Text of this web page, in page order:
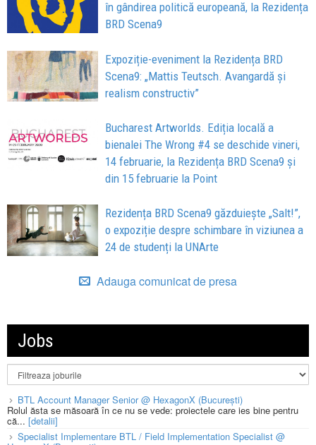
în gândirea politică europeană, la Rezidența
BRD Scena9
Expoziție-eveniment la Rezidența BRD
Scena9: „Mattis Teutsch. Avangardă și
realism constructiv”
Bucharest Artworlds. Ediția locală a
bienalei The Wrong #4 se deschide vineri,
14 februarie, la Rezidența BRD Scena9 și
din 15 februarie la Point
Rezidența BRD Scena9 găzduiește „Salt!”,
o expoziție despre schimbare în viziunea a
24 de studenți la UNArte
Adauga comunicat de presa
Jobs
BTL Account Manager Senior @ HexagonX (București)
Rolul ăsta se măsoară în ce nu se vede: proiectele care ies bine pentru
că... [detalii]
Specialist Implementare BTL / Field Implementation Specialist @